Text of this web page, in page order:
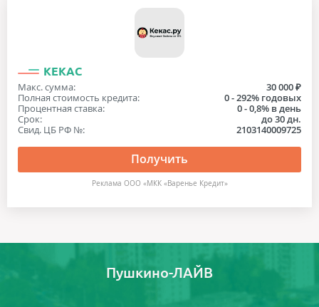
КЕКАС
Макс. сумма:
30 000 ₽
Полная стоимость кредита:
0 - 292% годовых
Процентная ставка:
0 - 0,8% в день
Срок:
до 30 дн.
Свид. ЦБ РФ №:
2103140009725
Получить
Реклама ООО «МКК «Варенье Кредит»
Пушкино-ЛАЙВ